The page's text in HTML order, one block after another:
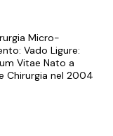
Micro-
Vado Ligure:
Vitae Nato a
Chirurgia nel 2004